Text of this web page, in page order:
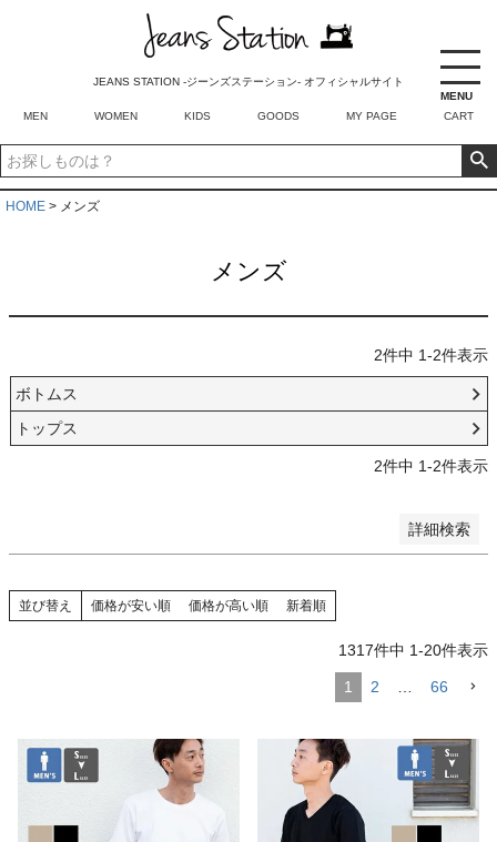
MENU
JEANS STATION -ジーンズステーション- オフィシャルサイト
MEN WOMEN KIDS GOODS MY PAGE CART
HOME メンズ
メンズ
2件中 1-2件表示
ボトムス
トップス
2件中 1-2件表示
詳細検索
RECOMMEND ITEM
在庫なし商品
在庫なし商品を表示しない
商品番号/JANコード
登録順
レビュー順
並び替え 価格が安い順 価格が高い順 新着順
1317件中 1-20件表示
1 2 … 66